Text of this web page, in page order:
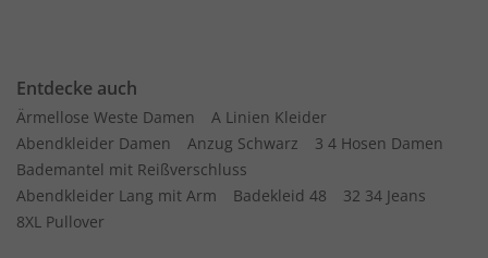
Entdecke auch
Ärmellose Weste Damen
A Linien Kleider
Abendkleider Damen
Anzug Schwarz
3 4 Hosen Damen
Bademantel mit Reißverschluss
Abendkleider Lang mit Arm
Badekleid 48
32 34 Jeans
8XL Pullover